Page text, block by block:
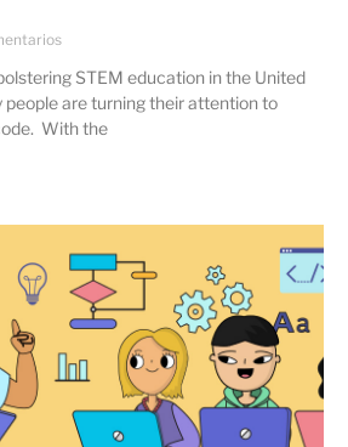
STEM education in the United
people are turning their attention to
With the